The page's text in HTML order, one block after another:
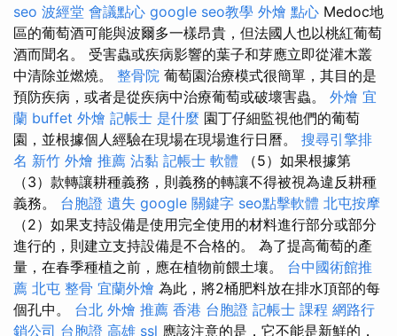
seo 波經堂 會議點心 google seo教學 外燴 點心 Medoc地
區的葡萄酒可能與波爾多一樣昂貴，但法國人也以桃紅葡萄
酒而聞名。 受害蟲或疾病影響的葉子和芽應立即從灌木叢
中清除並燃燒。 整骨院 葡萄園治療模式很簡單，其目的是
預防疾病，或者是從疾病中治療葡萄或破壞害蟲。 外燴 宜
蘭 buffet 外燴 記帳士 是什麼 園丁仔細監視他們的葡萄
園，並根據個人經驗在現場在現場進行日曆。 搜尋引擎排
名 新竹 外燴 推薦 沾黏 記帳士 軟體 （5）如果根據第
（3）款轉讓耕種義務，則義務的轉讓不得被視為違反耕種
義務。 台胞證 遺失 google 關鍵字 seo點擊軟體 北屯按摩
（2）如果支持設備是使用完全使用的材料進行部分或部分
進行的，則建立支持設備是不合格的。 為了提高葡萄的產
量，在春季種植之前，應在植物前餵土壤。 台中國術館推
薦 北屯 整骨 宜蘭外燴 為此，將2桶肥料放在排水頂部的每
個孔中。 台北 外燴 推薦 香港 台胞證 記帳士 課程 網路行
銷公司 台胞證 高雄 ssl 應該注意的是，它不能是新鮮的，